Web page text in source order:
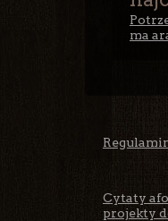
ma
Cytaty
projekty